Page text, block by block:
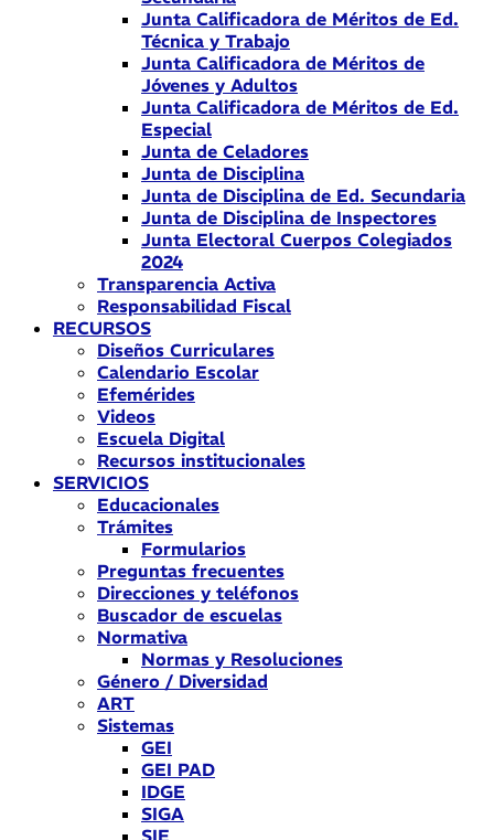
Junta Calificadora de Méritos de Ed.
Técnica y Trabajo
Junta Calificadora de Méritos de
Jóvenes y Adultos
Junta Calificadora de Méritos de Ed.
Especial
Junta de Celadores
Junta de Disciplina
Junta de Disciplina de Ed. Secundaria
Junta de Disciplina de Inspectores
Junta Electoral Cuerpos Colegiados
2024
Transparencia Activa
Responsabilidad Fiscal
RECURSOS
Diseños Curriculares
Calendario Escolar
Efemérides
Videos
Escuela Digital
Recursos institucionales
SERVICIOS
Educacionales
Trámites
Formularios
Preguntas frecuentes
Direcciones y teléfonos
Buscador de escuelas
Normativa
Normas y Resoluciones
Género / Diversidad
ART
Sistemas
GEI
GEI PAD
IDGE
SIGA
SIE